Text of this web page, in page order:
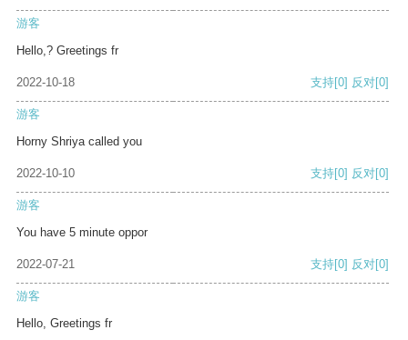
游客
Hello,? Greetings fr
2022-10-18 支持[0] 反对[0]
游客
Horny Shriya called you
2022-10-10 支持[0] 反对[0]
游客
You have 5 minute oppor
2022-07-21 支持[0] 反对[0]
游客
Hello, Greetings fr